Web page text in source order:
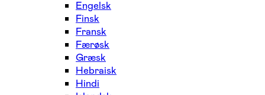
Engelsk
Finsk
Fransk
Færøsk
Græsk
Hebraisk
Hindi